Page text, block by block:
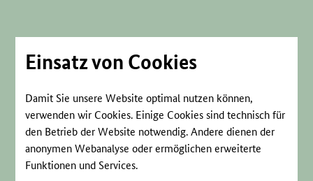
Einsatz von Cookies
Damit Sie unsere Website optimal nutzen können,
verwenden wir Cookies. Einige Cookies sind technisch für
den Betrieb der Website notwendig. Andere dienen der
anonymen Webanalyse oder ermöglichen erweiterte
Funktionen und Services.